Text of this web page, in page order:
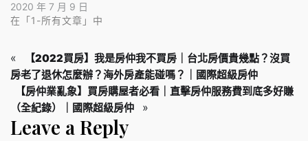
2020 年 7 月 9 日
在「1-所有文章」中
«
【2022買房】我是房仲我不買房｜台北房價貴幾點？沒買
房老了退休怎麼辦？海外房產能碰嗎？｜國際超級房仲
【房仲業亂象】買房購屋者必看｜直擊房仲服務費到底多好賺
（全紀錄）｜國際超級房仲
»
Leave a Reply